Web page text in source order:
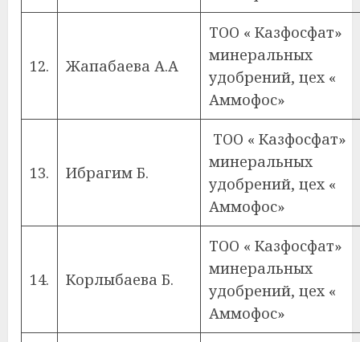
12. Жапабаева А.А
ТОО « Казфосфат»
минеральных
удобрений, цех «
Аммофос»
13. Ибрагим Б.
ТОО « Казфосфат»
минеральных
удобрений, цех «
Аммофос»
14. Корлыбаева Б.
ТОО « Казфосфат»
минеральных
удобрений, цех «
Аммофос»